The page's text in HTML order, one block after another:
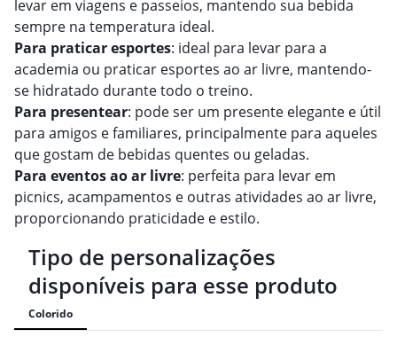
levar em viagens e passeios, mantendo sua bebida
sempre na temperatura ideal.
Para praticar esportes: ideal para levar para a
academia ou praticar esportes ao ar livre, mantendo-
se hidratado durante todo o treino.
Para presentear: pode ser um presente elegante e útil
para amigos e familiares, principalmente para aqueles
que gostam de bebidas quentes ou geladas.
Para eventos ao ar livre: perfeita para levar em
picnics, acampamentos e outras atividades ao ar livre,
proporcionando praticidade e estilo.
Tipo de personalizações
disponíveis para esse produto
Colorido